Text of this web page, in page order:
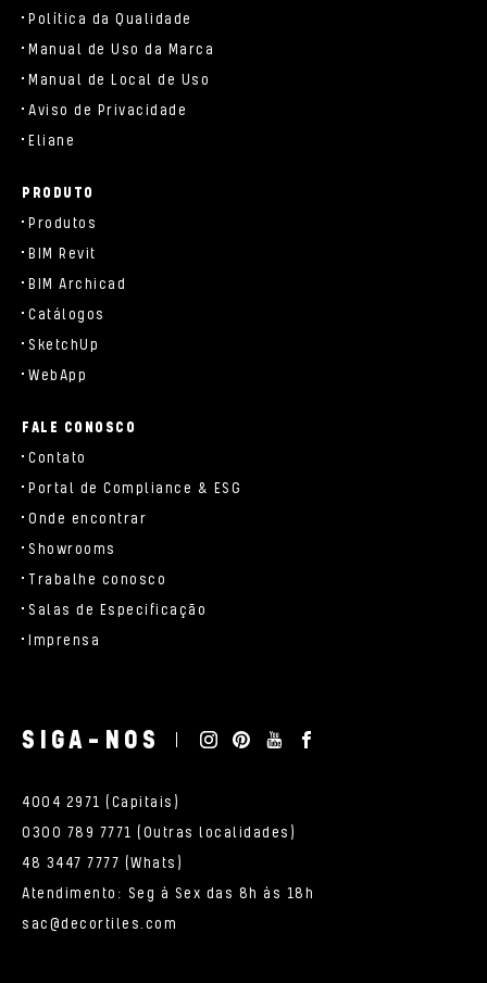
Política da Qualidade
Manual de Uso da Marca
Manual de Local de Uso
Aviso de Privacidade
Eliane
PRODUTO
Produtos
BIM Revit
BIM Archicad
Catálogos
SketchUp
WebApp
FALE CONOSCO
Contato
Portal de Compliance & ESG
Onde encontrar
Showrooms
Trabalhe conosco
Salas de Especificação
Imprensa
SIGA-NOS
4004 2971 (Capitais)
0300 789 7771 (Outras localidades)
48 3447 7777 (Whats)
Atendimento: Seg à Sex das 8h às 18h
sac@decortiles.com